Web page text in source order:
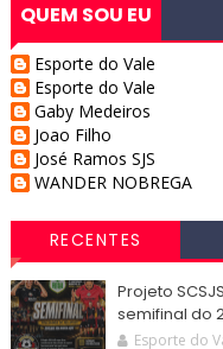
QUEM SOU EU
Esporte do Vale
Esporte do Vale
Gaby Medeiros
Joao Filho
José Ramos SJS
WANDER NOBREGA
RECENTES
Projeto
semifinal do
Esporte do